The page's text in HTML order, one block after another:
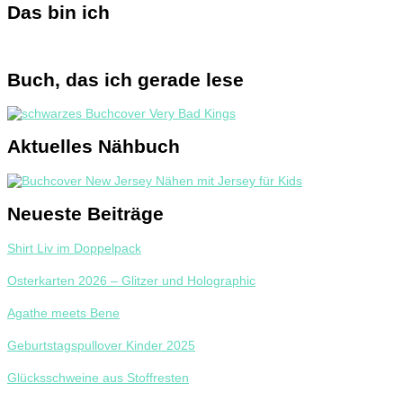
Das bin ich
Buch, das ich gerade lese
Aktuelles Nähbuch
Neueste Beiträge
Shirt Liv im Doppelpack
Osterkarten 2026 – Glitzer und Holographic
Agathe meets Bene
Geburtstagspullover Kinder 2025
Glücksschweine aus Stoffresten